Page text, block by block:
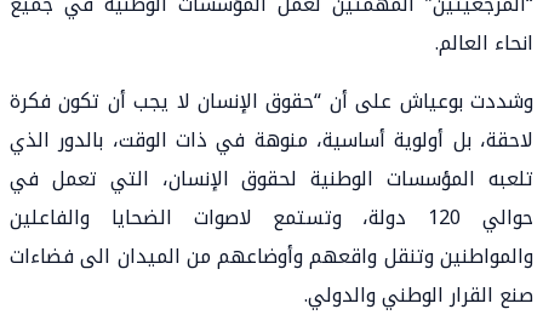
انحاء العالم.
وشددت بوعياش على أن “حقوق الإنسان لا يجب أن تكون فكرة
لاحقة، بل أولوية أساسية، منوهة في ذات الوقت، بالدور الذي
تلعبه المؤسسات الوطنية لحقوق الإنسان، التي تعمل في
حوالي 120 دولة، وتستمع لاصوات الضحايا والفاعلين
والمواطنين وتنقل واقعهم وأوضاعهم من الميدان الى فضاءات
صنع القرار الوطني والدولي.